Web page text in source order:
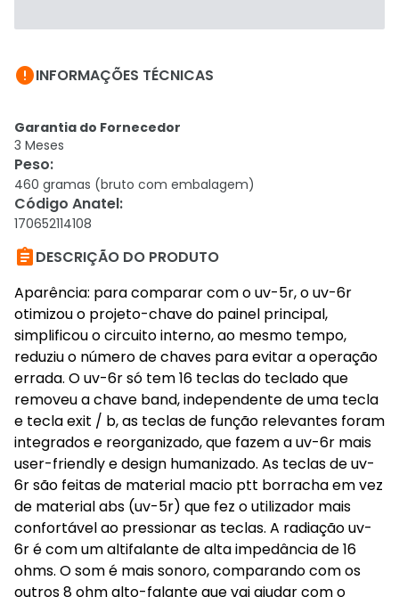
INFORMAÇÕES TÉCNICAS
Garantia do Fornecedor
3 Meses
Peso:
460 gramas (bruto com embalagem)
Código Anatel:
170652114108
DESCRIÇÃO DO PRODUTO
Aparência: para comparar com o uv-5r, o uv-6r
otimizou o projeto-chave do painel principal,
simplificou o circuito interno, ao mesmo tempo,
reduziu o número de chaves para evitar a operação
errada. O uv-6r só tem 16 teclas do teclado que
removeu a chave band, independente de uma tecla
e tecla exit / b, as teclas de função relevantes foram
integrados e reorganizado, que fazem a uv-6r mais
user-friendly e design humanizado. As teclas de uv-
6r são feitas de material macio ptt borracha em vez
de material abs (uv-5r) que fez o utilizador mais
confortável ao pressionar as teclas. A radiação uv-
6r é com um altifalante de alta impedância de 16
ohms. O som é mais sonoro, comparando com os
outros 8 ohm alto-falante que vai ajudar com o